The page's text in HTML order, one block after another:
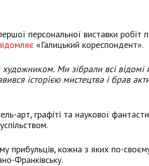
персональної виставки робіт
«Галицький кореспондент».
Ми зібрали всі відомі
історією мистецтва і брав
арт, графіті та наукової
прибульців, кожна з яких по-
Франківську.